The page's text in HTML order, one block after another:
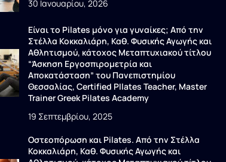
30 Ιανουαρίου, 2026
Είναι το Pilates μόνο για γυναίκες; Από την
Στέλλα Κοκκαλιάρη, Καθ. Φυσικής Αγωγής και
Αθλητισμού, κάτοχος Μεταπτυχιακού τίτλου
“Άσκηση Εργοσπιρομετρία και
Αποκατάσταση” του Πανεπιστημίου
Θεσσαλίας, Certified PIlates Teacher, Master
Trainer Greek Pilates Academy
19 Σεπτεμβρίου, 2025
Οστεοπόρωση και Pilates. Από την Στέλλα
Κοκκαλιάρη, Καθ. Φυσικής Αγωγής και